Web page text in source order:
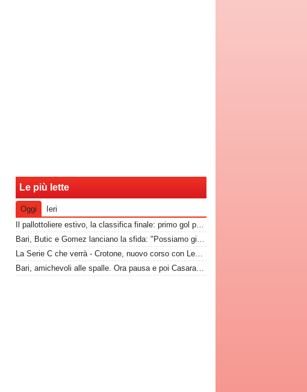
Le più lette
Oggi
Ieri
Il pallottoliere estivo, la classifica finale: primo gol per Gomez. Colangiuli il re
Bari, Butic e Gomez lanciano la sfida: "Possiamo giocare insieme. Essere a Bari un onore"
La Serie C che verrà - Crotone, nuovo corso con Leandro Greco: i pitagorici vogliono restare tra le grandi
Bari, amichevoli alle spalle. Ora pausa e poi Casarano. Quando riprendono gli allenamenti